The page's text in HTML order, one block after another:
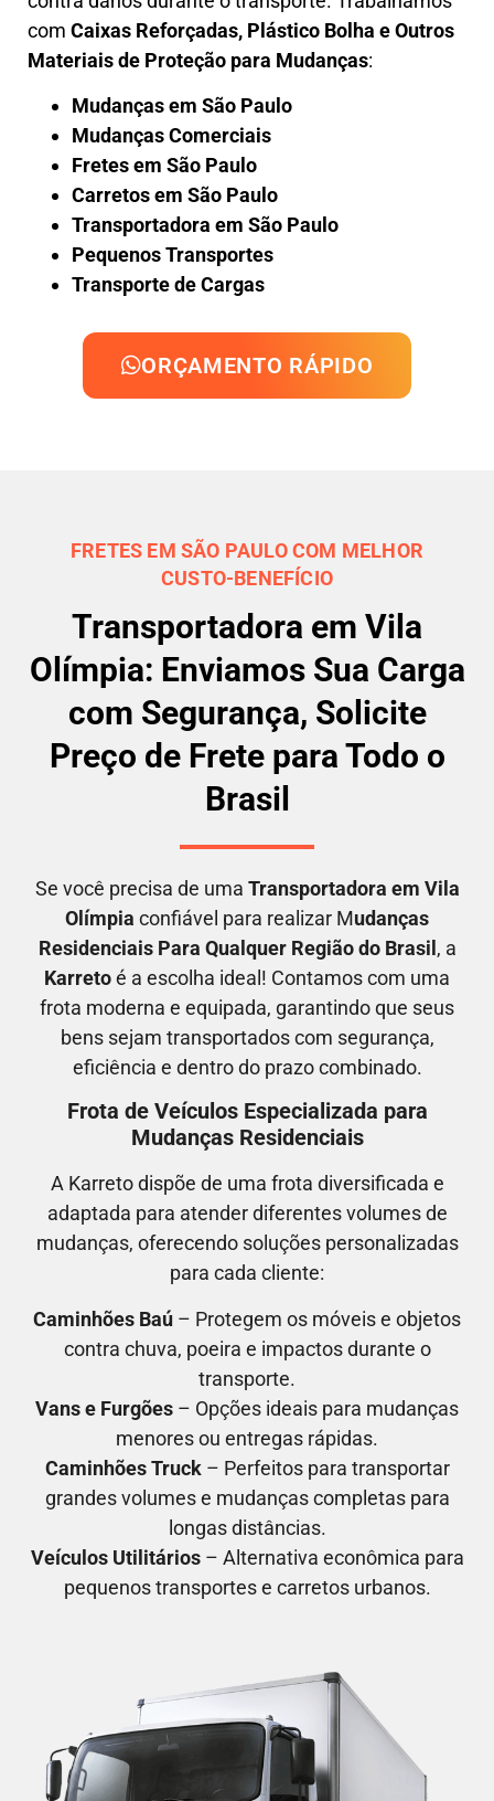
com Caixas Reforçadas, Plástico Bolha e Outros
Materiais de Proteção para Mudanças:
Mudanças em São Paulo
Mudanças Comerciais
Fretes em São Paulo
Carretos em São Paulo
Transportadora em São Paulo
Pequenos Transportes
Transporte de Cargas
ORÇAMENTO RÁPIDO
FRETES EM SÃO PAULO COM MELHOR
CUSTO-BENEFÍCIO
Transportadora em Vila
Olímpia: Enviamos Sua Carga
com Segurança, Solicite
Preço de Frete para Todo o
Brasil
Se você precisa de uma Transportadora em Vila
Olímpia confiável para realizar Mudanças
Residenciais Para Qualquer Região do Brasil , a
Karretoé a escolha ideal! Contamos com uma
frota moderna e equipada, garantindo que seus
bens sejam transportados com segurança,
eficiência e dentro do prazo combinado.
Frota de Veículos Especializada para
Mudanças Residenciais
A Karreto dispõe de uma frota diversificada e
adaptada para atender diferentes volumes de
mudanças, oferecendo soluções personalizadas
para cada cliente:
Caminhões Baú – Protegem os móveis e objetos
contra chuva, poeira e impactos durante o
transporte.
Vans e Furgões – Opções ideais para mudanças
menores ou entregas rápidas.
Caminhões Truck– Perfeitos para transportar
grandes volumes e mudanças completas para
longas distâncias.
Veículos Utilitários– Alternativa econômica para
pequenos transportes e carretos urbanos.